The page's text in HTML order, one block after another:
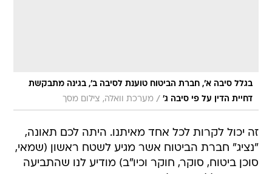
בגלל סיבה א', חברת הביטוח טוענת לסיבה ב', בגינה מתבקשת
דחיית הדין על פי סיבה ג' / מערכת וואלה, צילום מסך
זה יכול לקרות לכל אחד מאיתנו. היתה לכם תאונה,
"נציג" חברת הביטוח אשר מגיע לשטח ראשון (שמאי,
סוכן ביטוח, סוקר, חוקר וכיו"ב) מודיע לנו שהתביעה